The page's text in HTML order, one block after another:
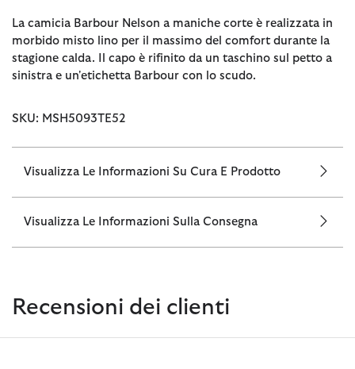
La camicia Barbour Nelson a maniche corte è realizzata in
morbido misto lino per il massimo del comfort durante la
stagione calda. Il capo è rifinito da un taschino sul petto a
sinistra e un'etichetta Barbour con lo scudo.
SKU: MSH5093TE52
Visualizza Le Informazioni Su Cura E Prodotto
Visualizza Le Informazioni Sulla Consegna
Recensioni dei clienti